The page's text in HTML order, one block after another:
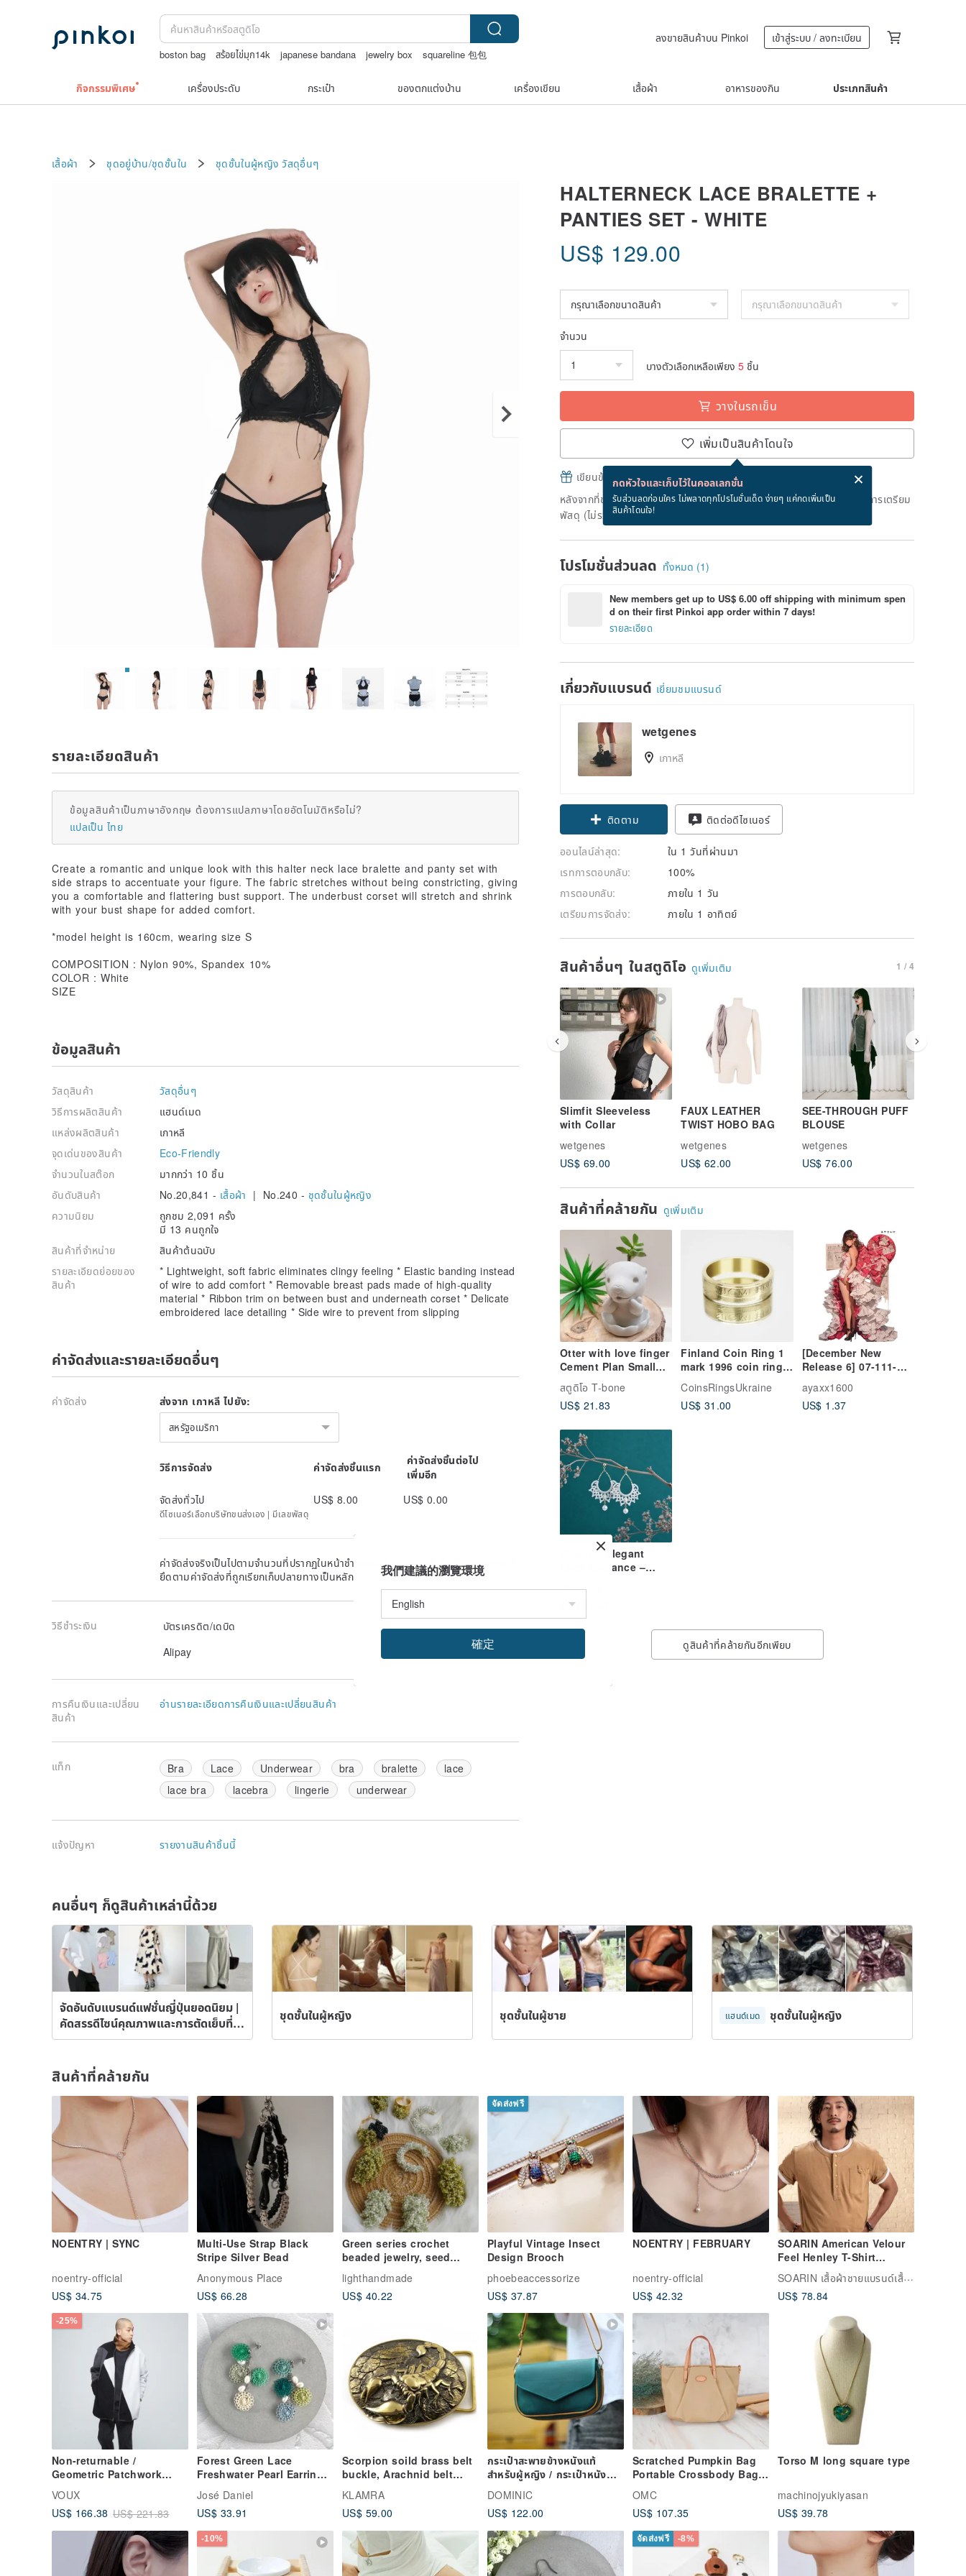
boston bag สร้อยไข่มุก14k japanese bandana jewelry box
squareline 包包
ลงขายสินค้าบน Pinkoi เข้าสู่ระบบ / ลงทะเบียน
กิจกรรมพิเศษ เครื่องประดับ กระเป๋า ของตกแต่งบ้าน เครื่องเขียน เสื้อผ้า อาหารของกิน ประเภทสินค้า
เสื้อผ้า ชุดอยู่บ้าน/ชุดชั้นใน ชุดชั้นในผู้หญิง วัสดุอื่นๆ
HALTERNECK LACE BRALETTE +
PANTIES SET - WHITE
US$ 129.00
จำนวน
บางตัวเลือกเหลือเพียง 5 ชิ้น
วางในรถเข็น
เพิ่มเป็นสินค้าโดนใจ
กดหัวใจและเก็บไว้ในคอลเลกชั่น
รับส่วนลดก่อนใคร ไม่พลาดทุกโปรโมชั่นเด็ด ง่ายๆ แค่กดเพิ่มเป็น
สินค้าโดนใจ!
เขียนข้อความและส่ง eCard ฟรีเมื่อซื้อสินค้า!
หลังจากที่ชำระเงินถึงวันที่จะจัดส่งสินค้า จะใช้เวลาประมาณ 3 วันทางการในการเตรียม
พัสดุ (ไม่รวมวันหยุด)
โปรโมชั่นส่วนลด ทั้งหมด (1)
New members get up to US$ 6.00 off shipping with minimum spen
d on their first Pinkoi app order within 7 days!
รายละเอียด
เกี่ยวกับแบรนด์ เยี่ยมชมแบรนด์
wetgenes
เกาหลี
Claim coupon
ติดตาม
ติดต่อดีไซเนอร์
ออนไลน์ล่าสุด:
ใน 1 วันที่ผ่านมา
เรทการตอบกลับ:
100%
การตอบกลับ:
ภายใน 1 วัน
เตรียมการจัดส่ง:
ภายใน 1 อาทิตย์
สินค้าอื่นๆ ในสตูดิโอ ดูเพิ่มเติม 1 / 4
Slimfit Sleeveless
with Collar
wetgenes
US$ 69.00
FAUX LEATHER
TWIST HOBO BAG
wetgenes
US$ 62.00
SEE-THROUGH PUFF
BLOUSE
wetgenes
US$ 76.00
สินค้าที่คล้ายกัน ดูเพิ่มเติม
Otter with love finger
Cement Plan Small
สตูดิโอ T-bone
US$ 21.83
Finland Coin Ring 1
mark 1996 coin rings
for men coin rings
for women mens gift
CoinsRingsUkraine
US$ 31.00
[December New
Release 6] 07-111-
Sticker Sexy
Valentine Girl
ayaxx1600
US$ 1.37
Rosana. Elegant
Lace Radiance –
- Dangle Version
Diadema
US$ 61.47
ดูสินค้าที่คล้ายกันอีกเพียบ
รายละเอียดสินค้า
ข้อมูลสินค้าเป็นภาษาอังกฤษ ต้องการแปลภาษาโดยอัตโนมัติหรือไม่?
แปลเป็น ไทย
Create a romantic and unique look with this halter neck lace bralette and panty set with
side straps to accentuate your figure. The fabric stretches without being constricting, giving
you a comfortable and flattering bust support. The underbust corset will stretch and shrink
with your bust shape for added comfort.
*model height is 160cm, wearing size S
COMPOSITION : Nylon 90%, Spandex 10%
COLOR : White
SIZE
ข้อมูลสินค้า
วัสดุสินค้า
วัสดุอื่นๆ
วิธีการผลิตสินค้า
แฮนด์เมด
แหล่งผลิตสินค้า
เกาหลี
จุดเด่นของสินค้า
Eco-Friendly
จำนวนในสต๊อก
มากกว่า 10 ชิ้น
อันดับสินค้า
No.20,841 - เสื้อผ้า | No.240 - ชุดชั้นในผู้หญิง
ความนิยม
ถูกชม 2,091 ครั้ง
มี 13 คนถูกใจ
สินค้าที่จำหน่าย
สินค้าต้นฉบับ
รายละเอียดย่อยของ
สินค้า
* Lightweight, soft fabric eliminates clingy feeling * Elastic banding instead
of wire to add comfort * Removable breast pads made of high-quality
material * Ribbon trim on between bust and underneath corset * Delicate
embroidered lace detailing * Side wire to prevent from slipping
ค่าจัดส่งและรายละเอียดอื่นๆ
ค่าจัดส่ง ส่งจาก เกาหลี ไปยัง:
สหรัฐอเมริกา
วิธีการจัดส่ง ค่าจัดส่งชิ้นแรก
ค่าจัดส่งชิ้นต่อไป
เพิ่มอีก
จัดส่งทั่วไป
US$ 8.00 US$ 0.00
ดีไซเนอร์เลือกบริษัทขนส่งเอง | มีเลขพัสดุ
ค่าจัดส่งจริงเป็นไปตามจำนวนที่ปรากฏในหน้าชำระเงิน สำหรับพัสดุที่เก็บเงินปลายทางให้
ยึดตามค่าจัดส่งที่ถูกเรียกเก็บปลายทางเป็นหลัก
วิธีชำระเงิน
บัตรเครดิต/เดบิด
Alipay
การคืนเงินและเปลี่ยน
สินค้า
อ่านรายละเอียดการคืนเงินและเปลี่ยนสินค้า
แท็ก Bra Lace Underwear bra bralette
lace
lace bra
lacebra lingerie underwear
แจ้งปัญหา รายงานสินค้าชิ้นนี้
คนอื่นๆ ก็ดูสินค้าเหล่านี้ด้วย
จัดอันดับแบรนด์แฟชั่นญี่ปุ่นยอดนิยม |
คัดสรรดีไซน์คุณภาพและการตัดเย็บที่
ลงตัว
ชุดชั้นในผู้หญิง ชุดชั้นในผู้ชาย แฮนด์เมด ชุดชั้นในผู้หญิง
สินค้าที่คล้ายกัน
NOENTRY | SYNC
noentry-official
US$ 34.75
Multi-Use Strap Black
Stripe Silver Bead
Anonymous Place
US$ 66.28
Green series crochet
beaded jewelry, seed
bead woven earrings, ear
studs, Japanese style
crochet beaded,
lighthandmade
US$ 40.22
จัดส่งฟรี
Playful Vintage Insect
Design Brooch
phoebeaccessorize
US$ 37.87
NOENTRY | FEBRUARY
noentry-official
US$ 42.32
SOARIN American Velour
Feel Henley T-Shirt
(212T410)
SOARIN เสื้อผ้าชายแบรนด์เสื้อผ้าทรงเดียวเดิมแบบเรโทร็อว์
US$ 78.84
-25%
Non-returnable /
Geometric Patchwork
(Unisex) - Coal Black /
Antarctic Grey
VOUX
US$ 166.38 US$ 221.83
Forest Green Lace
Freshwater Pearl Earrings
Freshwater Pearl Earrings
/ Green
José Daniel
US$ 33.91
Scorpion soild brass belt
buckle, Arachnid belt
KLAMRA
US$ 59.00
กระเป๋าสะพายข้างหนังแท้
สำหรับผู้หญิง / กระเป๋าหนัง
เป๋
DOMINIC
US$ 122.00
Scratched Pumpkin Bag
Portable Crossbody Bag
OMC
US$ 107.35
Torso M long square type
machinojyukiyasan
US$ 39.78
-10% จัดส่งฟรี -8%
我們建議的瀏覽環境
確定